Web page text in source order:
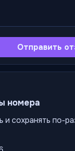
Отправить
номера
сохранять по-